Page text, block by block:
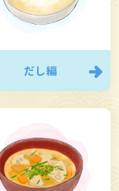
や味噌の発酵に使
厳選した優良なカ
クをコピー
だし編